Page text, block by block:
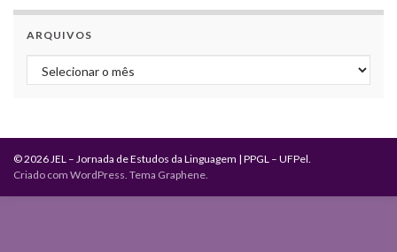
ARQUIVOS
Arquivos
© 2026 JEL – Jornada de Estudos da Linguagem | PPGL – UFPel.
Criado com WordPress . Tema Graphene